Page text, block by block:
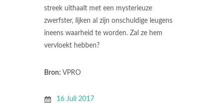
streek uithaalt met een mysterieuze
zwerfster, lijken al zijn onschuldige leugens
ineens waarheid te worden. Zal ze hem
vervloekt hebben?
Bron: VPRO
16 Juli 2017